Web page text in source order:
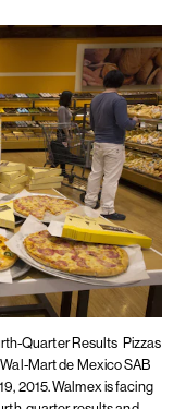
Quarter Results Pizzas
Mart de Mexico SAB
2015. Walmex is facing